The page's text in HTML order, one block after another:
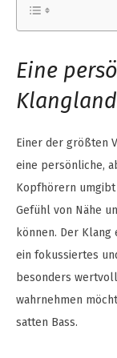
Eine
Einer der größten
eine persönliche,
Kopfhörern
Gefühl von Nähe
können. Der
ein fokussiertes
besonders
wahrnehmen
satten Bass.